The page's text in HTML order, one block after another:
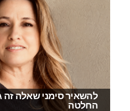
להשאיר סימני שאלה זה
החלטה